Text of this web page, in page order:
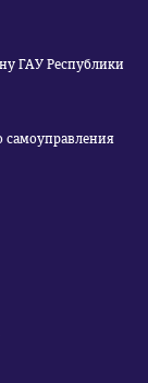
ГАУ Республики
самоуправления